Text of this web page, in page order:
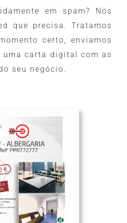
em spam? Nós
que precisa. Tratamos
certo, enviamos
uma carta digital com as
seu negócio.